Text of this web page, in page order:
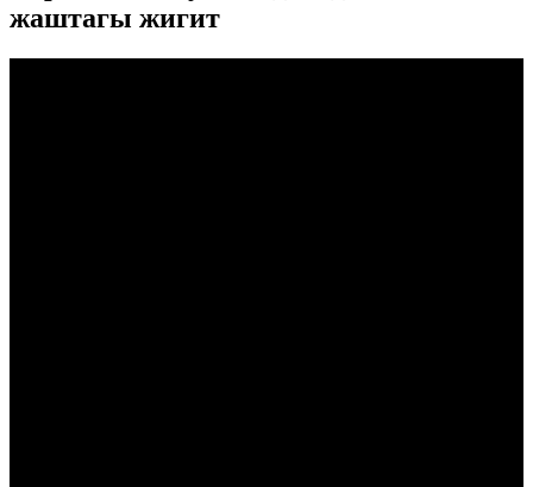
жаштагы жигит